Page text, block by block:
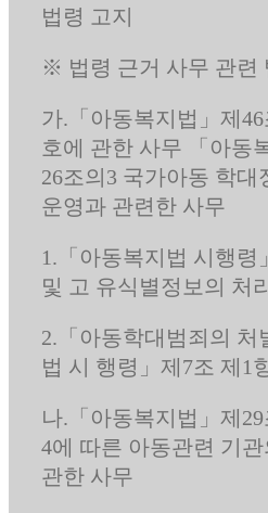
법령 고지
※ 법령 근거 사무 관련
가.「아동복지법」제
호에 관한 사무 「아동
26조의3 국가아동 학대
운영과 관련한 사무
1.「아동복지법 시행령
및 고 유식별정보의 처
2.「아동학대범죄의 처
법 시 행령」제7조 제1
나.「아동복지법」제29
4에 따른 아동관련 기관
관한 사무